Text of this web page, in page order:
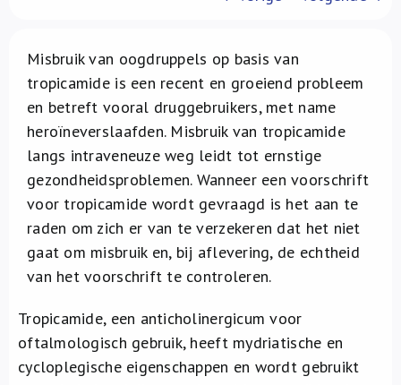
Over ons
FR
Misbruik van oogdruppels op basis van
tropicamide is een recent en groeiend probleem
en betreft vooral druggebruikers, met name
heroïneverslaafden. Misbruik van tropicamide
langs intraveneuze weg leidt tot ernstige
gezondheidsproblemen. Wanneer een voorschrift
voor tropicamide wordt gevraagd is het aan te
raden om zich er van te verzekeren dat het niet
gaat om misbruik en, bij aflevering, de echtheid
van het voorschrift te controleren.
Tropicamide, een anticholinergicum voor
oftalmologisch gebruik, heeft mydriatische en
cycloplegische eigenschappen en wordt gebruikt